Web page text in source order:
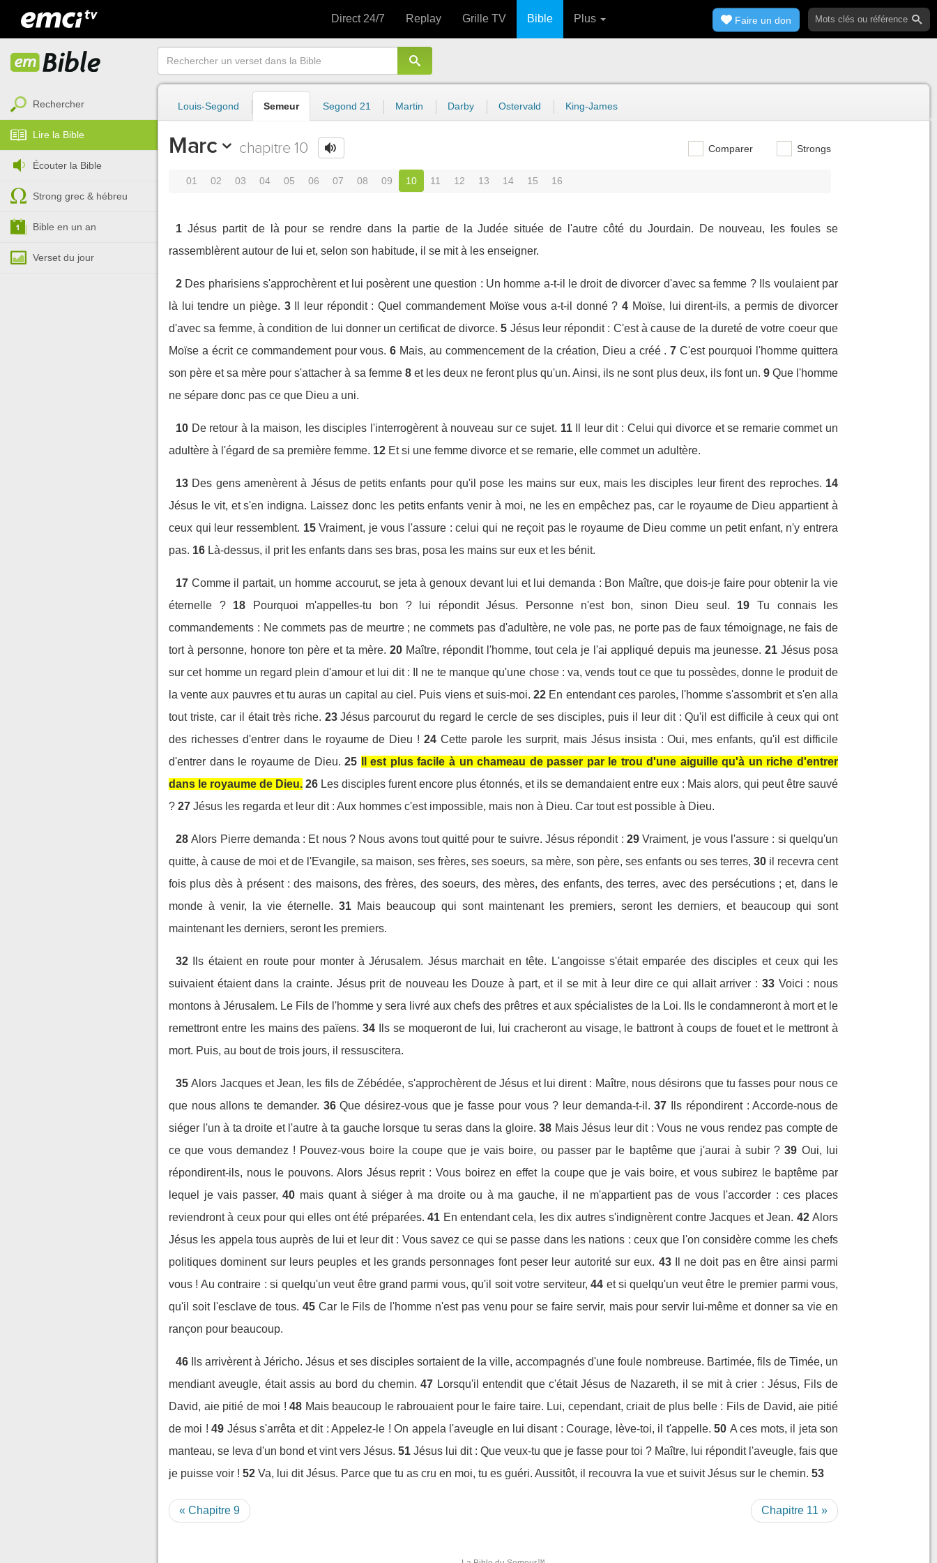
Direct 24/7 Replay Grille TV Bible Plus Faire un don
Rechercher
Lire la Bible
Écouter la Bible
Strong grec & hébreu
Bible en un an
Verset du jour
Louis-Segond Semeur Segond 21 Martin Darby Ostervald King-James
Marc chapitre 10 Comparer Strongs
01 02 03 04 05 06 07 08 09 10 11 12 13 14 15 16
1 Jésus partit de là pour se rendre dans la partie de la Judée située de l'autre côté du Jourdain. De nouveau, les foules se
rassemblèrent autour de lui et, selon son habitude, il se mit à les enseigner.
2 Des pharisiens s'approchèrent et lui posèrent une question : Un homme a-t-il le droit de divorcer d'avec sa femme ? Ils voulaient par
là lui tendre un piège. 3 Il leur répondit : Quel commandement Moïse vous a-t-il donné ? 4 Moïse, lui dirent-ils, a permis de divorcer
d'avec sa femme, à condition de lui donner un certificat de divorce. 5 Jésus leur répondit : C'est à cause de la dureté de votre coeur que
Moïse a écrit ce commandement pour vous. 6 Mais, au commencement de la création, Dieu a créé . 7 C'est pourquoi l'homme quittera
son père et sa mère pour s'attacher à sa femme 8 et les deux ne feront plus qu'un. Ainsi, ils ne sont plus deux, ils font un. 9 Que l'homme
ne sépare donc pas ce que Dieu a uni.
10 De retour à la maison, les disciples l'interrogèrent à nouveau sur ce sujet. 11
Il leur dit : Celui qui divorce et se remarie commet un
adultère à l'égard de sa première femme. 12 Et si une femme divorce et se remarie, elle commet un adultère.
13 Des gens amenèrent à Jésus de petits enfants pour qu'il pose les mains sur eux, mais les disciples leur firent des reproches. 14
Jésus le vit, et s'en indigna. Laissez donc les petits enfants venir à moi, ne les en empêchez pas, car le royaume de Dieu appartient à
ceux qui leur ressemblent. 15 Vraiment, je vous l'assure : celui qui ne reçoit pas le royaume de Dieu comme un petit enfant, n'y entrera
pas. 16 Là-dessus, il prit les enfants dans ses bras, posa les mains sur eux et les bénit.
17 Comme il partait, un homme accourut, se jeta à genoux devant lui et lui demanda : Bon Maître, que dois-je faire pour obtenir la vie
éternelle ?
18 Pourquoi m'appelles-tu bon ? lui répondit Jésus. Personne n'est bon, sinon Dieu seul. 19
Tu connais les
commandements : Ne commets pas de meurtre ; ne commets pas d'adultère, ne vole pas, ne porte pas de faux témoignage, ne fais de
tort à personne, honore ton père et ta mère. 20 Maître, répondit l'homme, tout cela je l'ai appliqué depuis ma jeunesse. 21 Jésus posa
sur cet homme un regard plein d'amour et lui dit : Il ne te manque qu'une chose : va, vends tout ce que tu possèdes, donne le produit de
la vente aux pauvres et tu auras un capital au ciel. Puis viens et suis-moi. 22 En entendant ces paroles, l'homme s'assombrit et s'en alla
tout triste, car il était très riche. 23 Jésus parcourut du regard le cercle de ses disciples, puis il leur dit : Qu'il est difficile à ceux qui ont
des richesses d'entrer dans le royaume de Dieu ! 24 Cette parole les surprit, mais Jésus insista : Oui, mes enfants, qu'il est difficile
d'entrer dans le royaume de Dieu. 25
Il est plus facile à un chameau de passer par le trou d'une aiguille qu'à un riche d'entrer
dans le royaume de Dieu. 26 Les disciples furent encore plus étonnés, et ils se demandaient entre eux : Mais alors, qui peut être sauvé
? 27 Jésus les regarda et leur dit : Aux hommes c'est impossible, mais non à Dieu. Car tout est possible à Dieu.
28 Alors Pierre demanda : Et nous ? Nous avons tout quitté pour te suivre. Jésus répondit : 29 Vraiment, je vous l'assure : si quelqu'un
quitte, à cause de moi et de l'Evangile, sa maison, ses frères, ses soeurs, sa mère, son père, ses enfants ou ses terres, 30 il recevra cent
fois plus dès à présent : des maisons, des frères, des soeurs, des mères, des enfants, des terres, avec des persécutions ; et, dans le
monde à venir, la vie éternelle. 31 Mais beaucoup qui sont maintenant les premiers, seront les derniers, et beaucoup qui sont
maintenant les derniers, seront les premiers.
32
Ils étaient en route pour monter à Jérusalem. Jésus marchait en tête. L'angoisse s'était emparée des disciples et ceux qui les
suivaient étaient dans la crainte. Jésus prit de nouveau les Douze à part, et il se mit à leur dire ce qui allait arriver : 33 Voici : nous
montons à Jérusalem. Le Fils de l'homme y sera livré aux chefs des prêtres et aux spécialistes de la Loi. Ils le condamneront à mort et le
remettront entre les mains des païens. 34
Ils se moqueront de lui, lui cracheront au visage, le battront à coups de fouet et le mettront à
mort. Puis, au bout de trois jours, il ressuscitera.
35 Alors Jacques et Jean, les fils de Zébédée, s'approchèrent de Jésus et lui dirent : Maître, nous désirons que tu fasses pour nous ce
que nous allons te demander. 36 Que désirez-vous que je fasse pour vous ? leur demanda-t-il. 37
Ils répondirent : Accorde-nous de
siéger l'un à ta droite et l'autre à ta gauche lorsque tu seras dans la gloire. 38 Mais Jésus leur dit : Vous ne vous rendez pas compte de
ce que vous demandez ! Pouvez-vous boire la coupe que je vais boire, ou passer par le baptême que j'aurai à subir ? 39 Oui, lui
répondirent-ils, nous le pouvons. Alors Jésus reprit : Vous boirez en effet la coupe que je vais boire, et vous subirez le baptême par
lequel je vais passer, 40 mais quant à siéger à ma droite ou à ma gauche, il ne m'appartient pas de vous l'accorder : ces places
reviendront à ceux pour qui elles ont été préparées. 41 En entendant cela, les dix autres s'indignèrent contre Jacques et Jean. 42 Alors
Jésus les appela tous auprès de lui et leur dit : Vous savez ce qui se passe dans les nations : ceux que l'on considère comme les chefs
politiques dominent sur leurs peuples et les grands personnages font peser leur autorité sur eux. 43
Il ne doit pas en être ainsi parmi
vous ! Au contraire : si quelqu'un veut être grand parmi vous, qu'il soit votre serviteur, 44 et si quelqu'un veut être le premier parmi vous,
qu'il soit l'esclave de tous. 45 Car le Fils de l'homme n'est pas venu pour se faire servir, mais pour servir lui-même et donner sa vie en
rançon pour beaucoup.
46
Ils arrivèrent à Jéricho. Jésus et ses disciples sortaient de la ville, accompagnés d'une foule nombreuse. Bartimée, fils de Timée, un
mendiant aveugle, était assis au bord du chemin. 47 Lorsqu'il entendit que c'était Jésus de Nazareth, il se mit à crier : Jésus, Fils de
David, aie pitié de moi ! 48 Mais beaucoup le rabrouaient pour le faire taire. Lui, cependant, criait de plus belle : Fils de David, aie pitié
de moi ! 49 Jésus s'arrêta et dit : Appelez-le ! On appela l'aveugle en lui disant : Courage, lève-toi, il t'appelle. 50 A ces mots, il jeta son
manteau, se leva d'un bond et vint vers Jésus. 51 Jésus lui dit : Que veux-tu que je fasse pour toi ? Maître, lui répondit l'aveugle, fais que
je puisse voir ! 52 Va, lui dit Jésus. Parce que tu as cru en moi, tu es guéri. Aussitôt, il recouvra la vue et suivit Jésus sur le chemin. 53
« Chapitre 9 Chapitre 11 »